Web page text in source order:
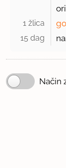
1 žlica
15 dag
Način